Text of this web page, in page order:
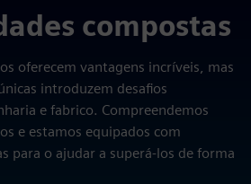
compostas
oferecem vantagens incríveis, mas
introduzem desafios
e fabrico. Compreendemos
e estamos equipados com
para o ajudar a superá-los de forma